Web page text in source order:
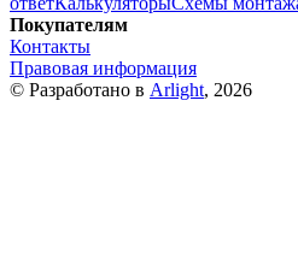
Покупателям
Контакты
Правовая информация
© Разработано в Arlight, 2026